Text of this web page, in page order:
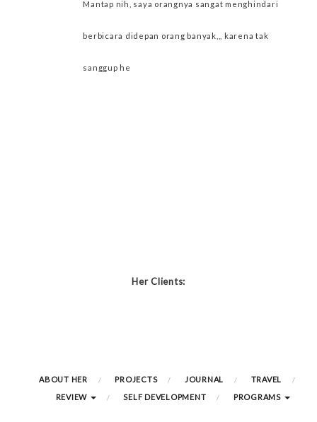
Mantap nih, saya orangnya sangat menghindari
berbicara didepan orang banyak,,, karena tak
sanggup he
Her Clients:
ABOUT HER PROJECTS JOURNAL
TRAVEL
REVIEW
SELF DEVELOPMENT PROGRAMS